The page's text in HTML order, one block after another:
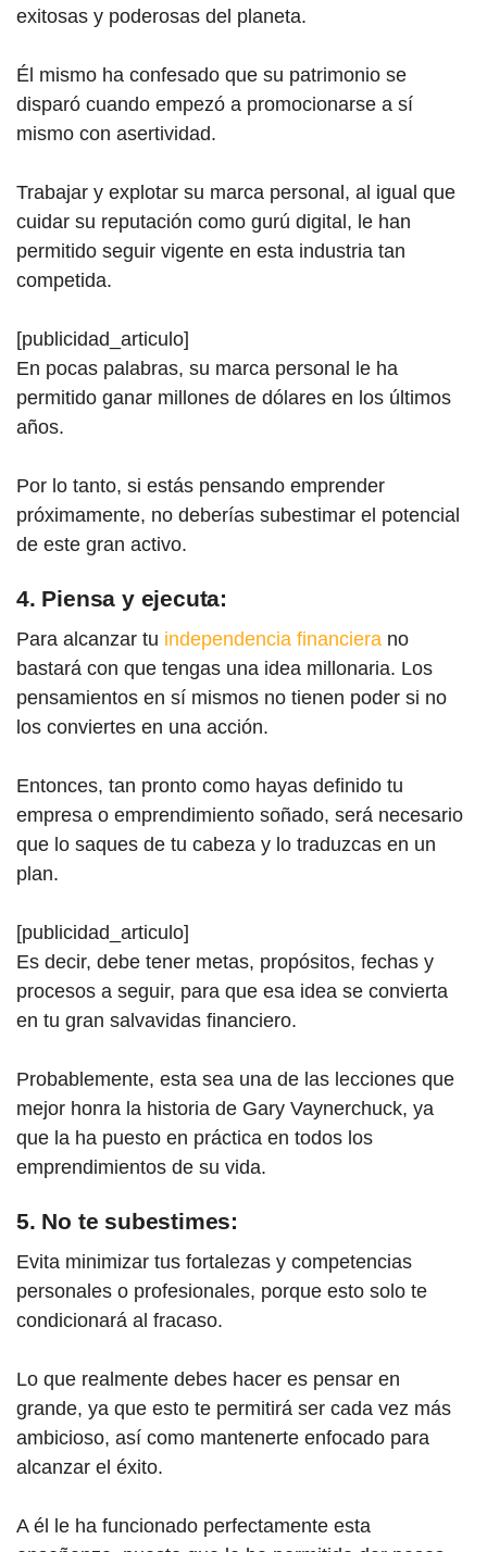
exitosas y poderosas del planeta.
Él mismo ha confesado que su patrimonio se
disparó cuando empezó a promocionarse a sí
mismo con asertividad.
Trabajar y explotar su marca personal, al igual que
cuidar su reputación como gurú digital, le han
permitido seguir vigente en esta industria tan
competida.
[publicidad_articulo]
En pocas palabras, su marca personal le ha
permitido ganar millones de dólares en los últimos
años.
Por lo tanto, si estás pensando emprender
próximamente, no deberías subestimar el potencial
de este gran activo.
4. Piensa y ejecuta:
Para alcanzar tu independencia financiera no
bastará con que tengas una idea millonaria. Los
pensamientos en sí mismos no tienen poder si no
los conviertes en una acción.
Entonces, tan pronto como hayas definido tu
empresa o emprendimiento soñado, será necesario
que lo saques de tu cabeza y lo traduzcas en un
plan.
[publicidad_articulo]
Es decir, debe tener metas, propósitos, fechas y
procesos a seguir, para que esa idea se convierta
en tu gran salvavidas financiero.
Probablemente, esta sea una de las lecciones que
mejor honra la historia de Gary Vaynerchuck, ya
que la ha puesto en práctica en todos los
emprendimientos de su vida.
5. No te subestimes:
Evita minimizar tus fortalezas y competencias
personales o profesionales, porque esto solo te
condicionará al fracaso.
Lo que realmente debes hacer es pensar en
grande, ya que esto te permitirá ser cada vez más
ambicioso, así como mantenerte enfocado para
alcanzar el éxito.
A él le ha funcionado perfectamente esta